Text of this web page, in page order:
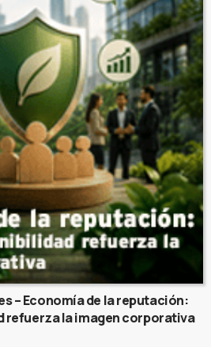
– Economía de la reputación:
refuerza la imagen corporativa